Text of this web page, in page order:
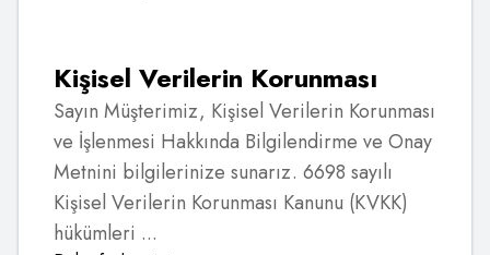
Kişisel Verilerin Korunması
Sayın Müşterimiz, Kişisel Verilerin Korunması
ve İşlenmesi Hakkında Bilgilendirme ve Onay
Metnini bilgilerinize sunarız. 6698 sayılı
Kişisel Verilerin Korunması Kanunu (KVKK)
hükümleri ...